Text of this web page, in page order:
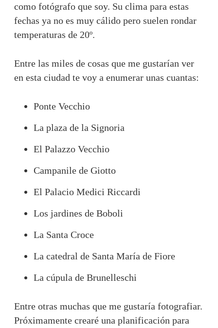
como fotógrafo que soy. Su clima para estas
fechas ya no es muy cálido pero suelen rondar
temperaturas de 20º.
Entre las miles de cosas que me gustarían ver
en esta ciudad te voy a enumerar unas cuantas:
Ponte Vecchio
La plaza de la Signoria
El Palazzo Vecchio
Campanile de Giotto
El Palacio Medici Riccardi
Los jardines de Boboli
La Santa Croce
La catedral de Santa María de Fiore
La cúpula de Brunelleschi
Entre otras muchas que me gustaría fotografiar.
Próximamente crearé una planificación para